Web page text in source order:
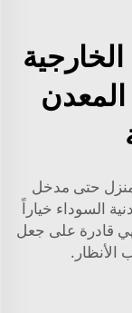
حتى مدخل
السوداء خياراً
قادرة على جعل
الأنظار.